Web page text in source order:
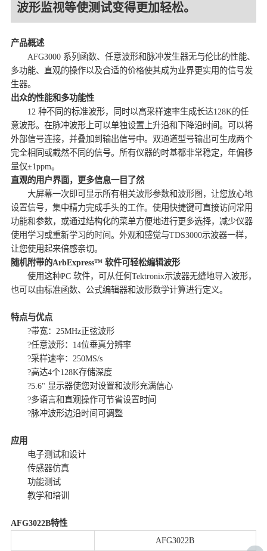
波形监视等使测试变得更加轻松。
产品概述
AFG3000 系列函数、任意波形和脉冲发生器无与伦比的性能、
多功能、直观的操作以及合适的价格使其成为业界更实用的信号发
生器。
出众的性能和多功能性
12 种不同的标准波形，同时以高采样速率生成长达128K的任
意波形。在脉冲波形上可以单独设置上升沿和下降沿时间。可以将
外部信号连接，并叠加到输出信号中。双通道型号输出可生成两个
完全相同或截然不同的信号。所有仪器的时基都非常稳定，年偏移
量仅±1ppm。
直观的用户界面，更多信息一目了然
大屏幕一次即可显示所有相关波形参数和波形图，让您放心地
设置信号，集中精力完成手头的工作。使用快捷键可直接访问常用
功能和参数，或通过结构化的菜单方便地进行更多选择，减少仪器
使用学习或重新学习的时间。外观和感觉与TDS3000示波器一样，
让您使用起来倍感亲切。
随机附带的ArbExpress™ 软件可轻松编辑波形
使用这种PC 软件，可从任何Tektronix示波器无缝地导入波形，
也可以由标准函数、公式编辑器和波形数学计算进行定义。
特点与优点
?带宽：25MHz正弦波形
?任意波形：14位垂真分辨率
?采样速率：250MS/s
?高达4个128K存储深度
?5.6" 显示器使您对设置和波形充满信心
?多语言和直观操作可节省设置时间
?脉冲波形边沿时间可调整
应用
电子测试和设计
传感器仿真
功能测试
教学和培训
AFG3022B特性
AFG3022B